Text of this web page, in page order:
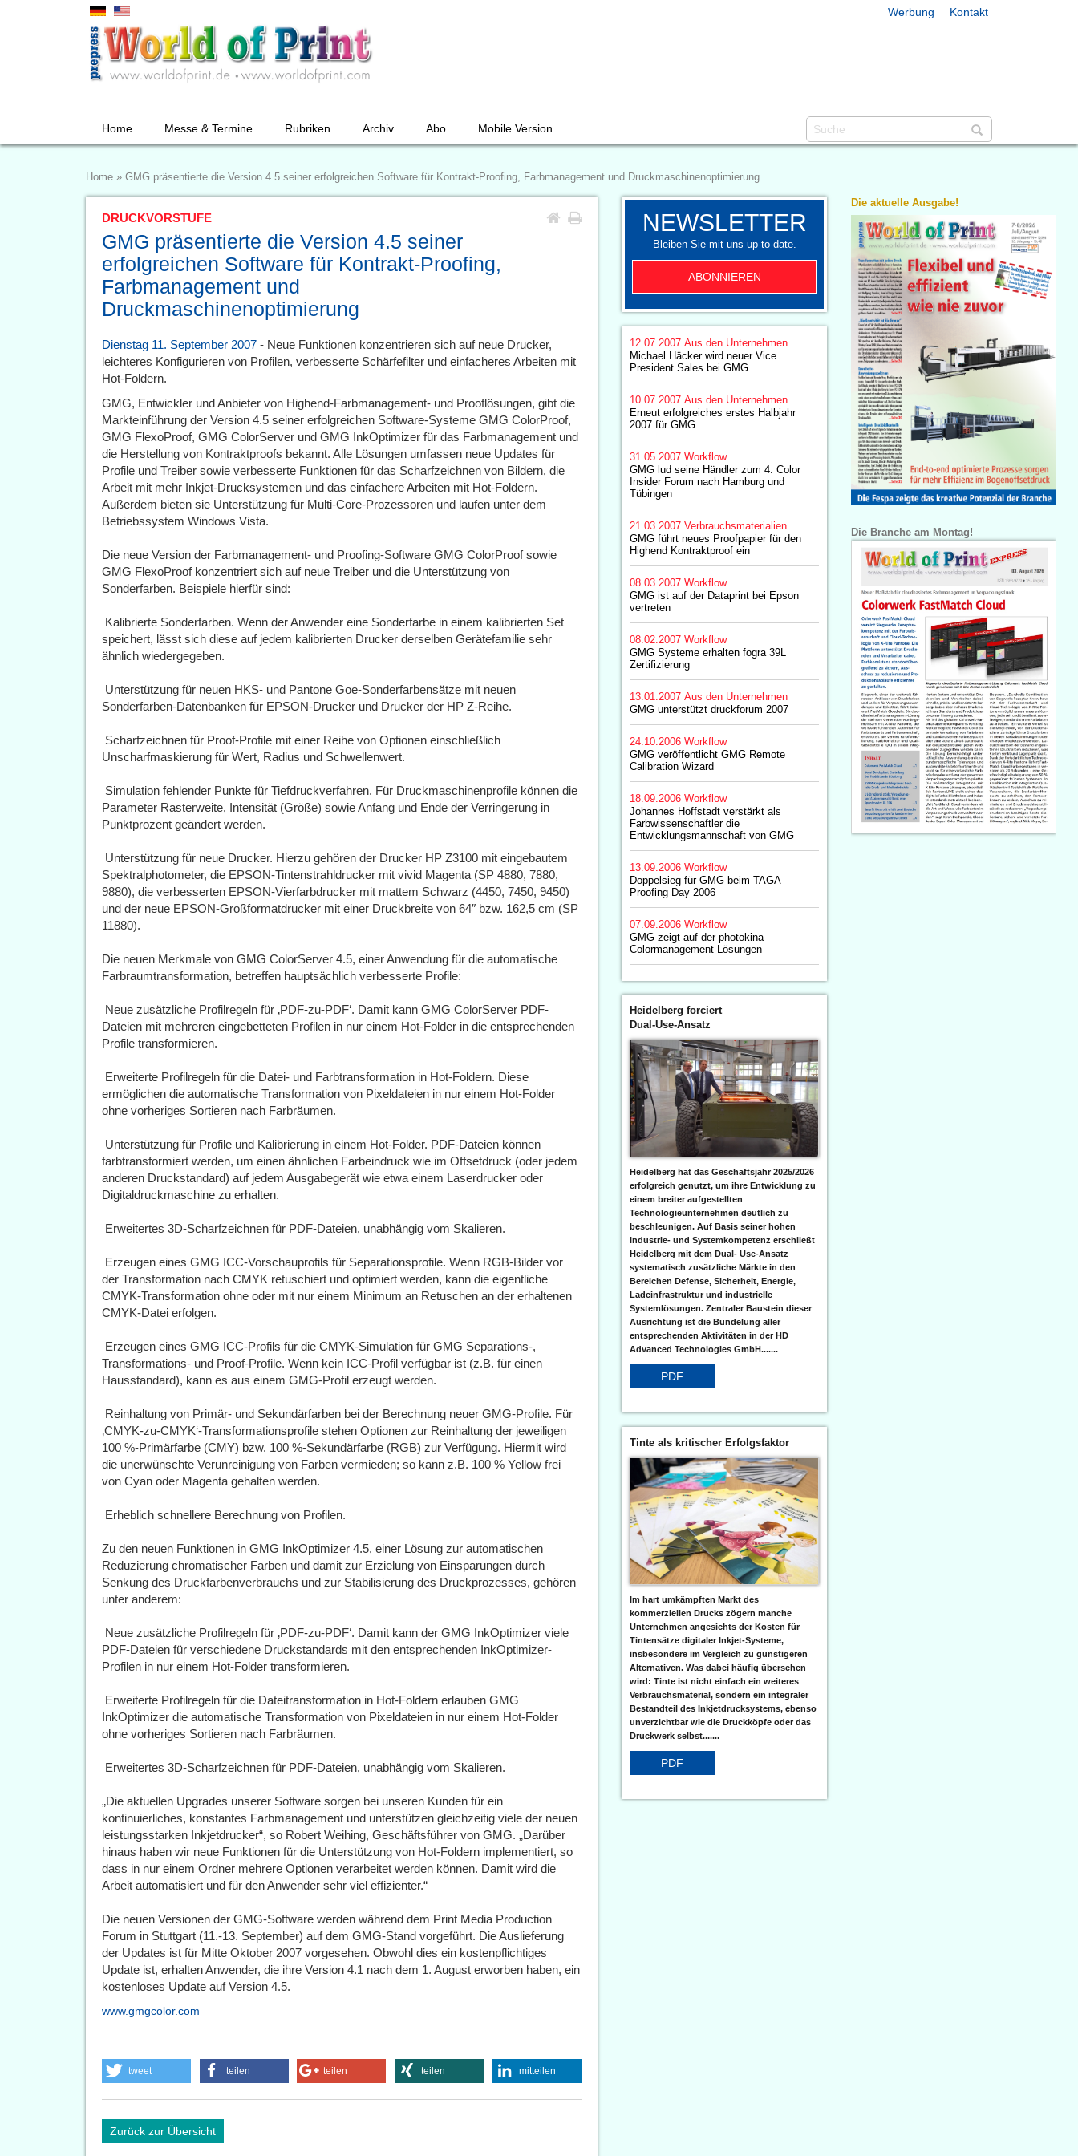
Werbung Kontakt
Home Messe & Termine Rubriken Archiv Abo Mobile Version
Home » GMG präsentierte die Version 4.5 seiner erfolgreichen Software für Kontrakt-Proofing, Farbmanagement und Druckmaschinenoptimierung
DRUCKVORSTUFE
GMG präsentierte die Version 4.5 seiner
erfolgreichen Software für Kontrakt-Proofing,
Farbmanagement und
Druckmaschinenoptimierung
Dienstag 11. September 2007 - Neue Funktionen konzentrieren sich auf neue Drucker,
leichteres Konfigurieren von Profilen, verbesserte Schärfefilter und einfacheres Arbeiten mit
Hot-Foldern.
GMG, Entwickler und Anbieter von Highend-Farbmanagement- und Prooflösungen, gibt die
Markteinführung der Version 4.5 seiner erfolgreichen Software-Systeme GMG ColorProof,
GMG FlexoProof, GMG ColorServer und GMG InkOptimizer für das Farbmanagement und
die Herstellung von Kontraktproofs bekannt. Alle Lösungen umfassen neue Updates für
Profile und Treiber sowie verbesserte Funktionen für das Scharfzeichnen von Bildern, die
Arbeit mit mehr Inkjet-Drucksystemen und das einfachere Arbeiten mit Hot-Foldern.
Außerdem bieten sie Unterstützung für Multi-Core-Prozessoren und laufen unter dem
Betriebssystem Windows Vista.
Die neue Version der Farbmanagement- und Proofing-Software GMG ColorProof sowie
GMG FlexoProof konzentriert sich auf neue Treiber und die Unterstützung von
Sonderfarben. Beispiele hierfür sind:
 Kalibrierte Sonderfarben. Wenn der Anwender eine Sonderfarbe in einem kalibrierten Set
speichert, lässt sich diese auf jedem kalibrierten Drucker derselben Gerätefamilie sehr
ähnlich wiedergegeben.
 Unterstützung für neuen HKS- und Pantone Goe-Sonderfarbensätze mit neuen
Sonderfarben-Datenbanken für EPSON-Drucker und Drucker der HP Z-Reihe.
 Scharfzeichnen für Proof-Profile mit einer Reihe von Optionen einschließlich
Unscharfmaskierung für Wert, Radius und Schwellenwert.
 Simulation fehlender Punkte für Tiefdruckverfahren. Für Druckmaschinenprofile können die
Parameter Rasterweite, Intensität (Größe) sowie Anfang und Ende der Verringerung in
Punktprozent geändert werden.
 Unterstützung für neue Drucker. Hierzu gehören der Drucker HP Z3100 mit eingebautem
Spektralphotometer, die EPSON-Tintenstrahldrucker mit vivid Magenta (SP 4880, 7880,
9880), die verbesserten EPSON-Vierfarbdrucker mit mattem Schwarz (4450, 7450, 9450)
und der neue EPSON-Großformatdrucker mit einer Druckbreite von 64″ bzw. 162,5 cm (SP
11880).
Die neuen Merkmale von GMG ColorServer 4.5, einer Anwendung für die automatische
Farbraumtransformation, betreffen hauptsächlich verbesserte Profile:
 Neue zusätzliche Profilregeln für ‚PDF-zu-PDF‘. Damit kann GMG ColorServer PDF-
Dateien mit mehreren eingebetteten Profilen in nur einem Hot-Folder in die entsprechenden
Profile transformieren.
 Erweiterte Profilregeln für die Datei- und Farbtransformation in Hot-Foldern. Diese
ermöglichen die automatische Transformation von Pixeldateien in nur einem Hot-Folder
ohne vorheriges Sortieren nach Farbräumen.
 Unterstützung für Profile und Kalibrierung in einem Hot-Folder. PDF-Dateien können
farbtransformiert werden, um einen ähnlichen Farbeindruck wie im Offsetdruck (oder jedem
anderen Druckstandard) auf jedem Ausgabegerät wie etwa einem Laserdrucker oder
Digitaldruckmaschine zu erhalten.
 Erweitertes 3D-Scharfzeichnen für PDF-Dateien, unabhängig vom Skalieren.
 Erzeugen eines GMG ICC-Vorschauprofils für Separationsprofile. Wenn RGB-Bilder vor
der Transformation nach CMYK retuschiert und optimiert werden, kann die eigentliche
CMYK-Transformation ohne oder mit nur einem Minimum an Retuschen an der erhaltenen
CMYK-Datei erfolgen.
 Erzeugen eines GMG ICC-Profils für die CMYK-Simulation für GMG Separations-,
Transformations- und Proof-Profile. Wenn kein ICC-Profil verfügbar ist (z.B. für einen
Hausstandard), kann es aus einem GMG-Profil erzeugt werden.
 Reinhaltung von Primär- und Sekundärfarben bei der Berechnung neuer GMG-Profile. Für
‚CMYK-zu-CMYK‘-Transformationsprofile stehen Optionen zur Reinhaltung der jeweiligen
100 %-Primärfarbe (CMY) bzw. 100 %-Sekundärfarbe (RGB) zur Verfügung. Hiermit wird
die unerwünschte Verunreinigung von Farben vermieden; so kann z.B. 100 % Yellow frei
von Cyan oder Magenta gehalten werden.
 Erheblich schnellere Berechnung von Profilen.
Zu den neuen Funktionen in GMG InkOptimizer 4.5, einer Lösung zur automatischen
Reduzierung chromatischer Farben und damit zur Erzielung von Einsparungen durch
Senkung des Druckfarbenverbrauchs und zur Stabilisierung des Druckprozesses, gehören
unter anderem:
 Neue zusätzliche Profilregeln für ‚PDF-zu-PDF‘. Damit kann der GMG InkOptimizer viele
PDF-Dateien für verschiedene Druckstandards mit den entsprechenden InkOptimizer-
Profilen in nur einem Hot-Folder transformieren.
 Erweiterte Profilregeln für die Dateitransformation in Hot-Foldern erlauben GMG
InkOptimizer die automatische Transformation von Pixeldateien in nur einem Hot-Folder
ohne vorheriges Sortieren nach Farbräumen.
 Erweitertes 3D-Scharfzeichnen für PDF-Dateien, unabhängig vom Skalieren.
„Die aktuellen Upgrades unserer Software sorgen bei unseren Kunden für ein
kontinuierliches, konstantes Farbmanagement und unterstützen gleichzeitig viele der neuen
leistungsstarken Inkjetdrucker“, so Robert Weihing, Geschäftsführer von GMG. „Darüber
hinaus haben wir neue Funktionen für die Unterstützung von Hot-Foldern implementiert, so
dass in nur einem Ordner mehrere Optionen verarbeitet werden können. Damit wird die
Arbeit automatisiert und für den Anwender sehr viel effizienter.“
Die neuen Versionen der GMG-Software werden während dem Print Media Production
Forum in Stuttgart (11.-13. September) auf dem GMG-Stand vorgeführt. Die Auslieferung
der Updates ist für Mitte Oktober 2007 vorgesehen. Obwohl dies ein kostenpflichtiges
Update ist, erhalten Anwender, die ihre Version 4.1 nach dem 1. August erworben haben, ein
kostenloses Update auf Version 4.5.
www.gmgcolor.com
tweet teilen teilen teilen mitteilen
Zurück zur Übersicht
NEWSLETTER
Bleiben Sie mit uns up-to-date.
ABONNIEREN
12.07.2007 Aus den Unternehmen
Michael Häcker wird neuer Vice
President Sales bei GMG
10.07.2007 Aus den Unternehmen
Erneut erfolgreiches erstes Halbjahr
2007 für GMG
31.05.2007 Workflow
GMG lud seine Händler zum 4. Color
Insider Forum nach Hamburg und
Tübingen
21.03.2007 Verbrauchsmaterialien
GMG führt neues Proofpapier für den
Highend Kontraktproof ein
08.03.2007 Workflow
GMG ist auf der Dataprint bei Epson
vertreten
08.02.2007 Workflow
GMG Systeme erhalten fogra 39L
Zertifizierung
13.01.2007 Aus den Unternehmen
GMG unterstützt druckforum 2007
24.10.2006 Workflow
GMG veröffentlicht GMG Remote
Calibration Wizard
18.09.2006 Workflow
Johannes Hoffstadt verstärkt als
Farbwissenschaftler die
Entwicklungsmannschaft von GMG
13.09.2006 Workflow
Doppelsieg für GMG beim TAGA
Proofing Day 2006
07.09.2006 Workflow
GMG zeigt auf der photokina
Colormanagement-Lösungen
Heidelberg forciert
Dual-Use-Ansatz
Heidelberg hat das Geschäftsjahr 2025/2026
erfolgreich genutzt, um ihre Entwicklung zu
einem breiter aufgestellten
Technologieunternehmen deutlich zu
beschleunigen. Auf Basis seiner hohen
Industrie- und Systemkompetenz erschließt
Heidelberg mit dem Dual- Use-Ansatz
systematisch zusätzliche Märkte in den
Bereichen Defense, Sicherheit, Energie,
Ladeinfrastruktur und industrielle
Systemlösungen. Zentraler Baustein dieser
Ausrichtung ist die Bündelung aller
entsprechenden Aktivitäten in der HD
Advanced Technologies GmbH.......
PDF
Tinte als kritischer Erfolgsfaktor
Im hart umkämpften Markt des
kommerziellen Drucks zögern manche
Unternehmen angesichts der Kosten für
Tintensätze digitaler Inkjet-Systeme,
insbesondere im Vergleich zu günstigeren
Alternativen. Was dabei häufig übersehen
wird: Tinte ist nicht einfach ein weiteres
Verbrauchsmaterial, sondern ein integraler
Bestandteil des Inkjetdrucksystems, ebenso
unverzichtbar wie die Druckköpfe oder das
Druckwerk selbst.......
PDF
Die aktuelle Ausgabe!
Die Branche am Montag!